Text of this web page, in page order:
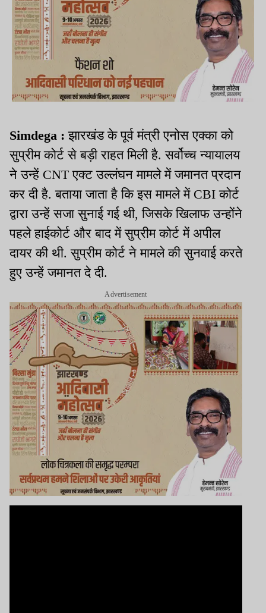
Simdega : झारखंड के पूर्व मंत्री एनोस एक्का को
सुप्रीम कोर्ट से बड़ी राहत मिली है. सर्वोच्च न्यायालय
ने उन्हें CNT एक्ट उल्लंघन मामले में जमानत प्रदान
कर दी है. बताया जाता है कि इस मामले में CBI कोर्ट
द्वारा उन्हें सजा सुनाई गई थी, जिसके खिलाफ उन्होंने
पहले हाईकोर्ट और बाद में सुप्रीम कोर्ट में अपील
दायर की थी. सुप्रीम कोर्ट ने मामले की सुनवाई करते
हुए उन्हें जमानत दे दी.
Advertisement